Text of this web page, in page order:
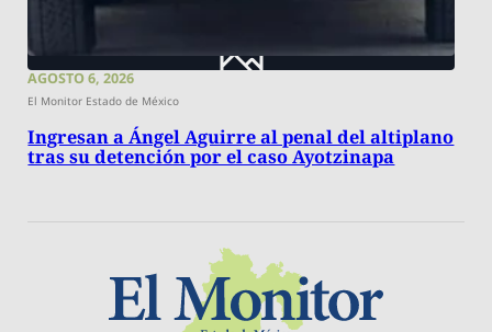
AGOSTO 6, 2026
El Monitor Estado de México
Ingresan a Ángel Aguirre al penal del altiplano
tras su detención por el caso Ayotzinapa